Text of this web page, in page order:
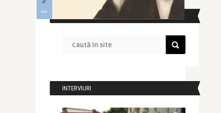
CAUTĂ ÎN SITE
INTERVIURI